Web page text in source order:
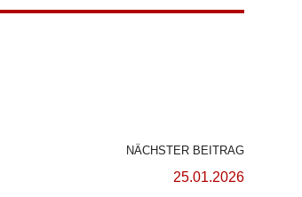
NÄCHSTER BEITRAG
25.01.2026